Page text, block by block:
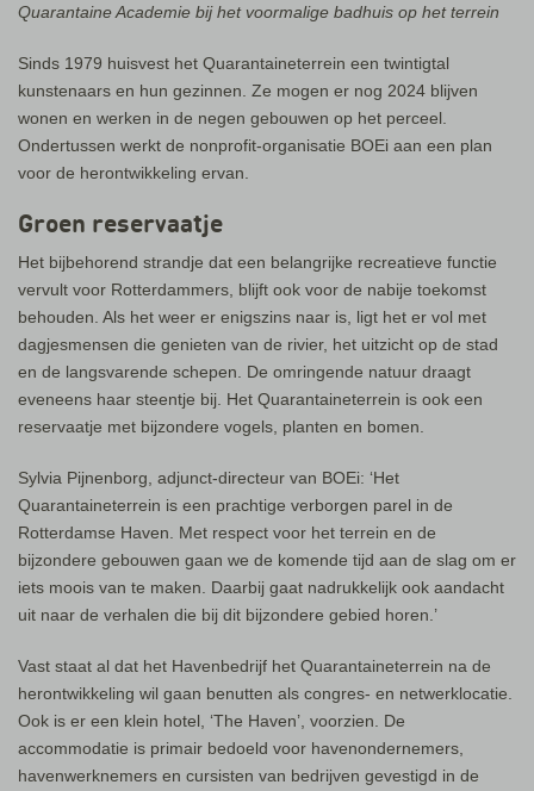
Quarantaine Academie bij het voormalige badhuis op het terrein
Sinds 1979 huisvest het Quarantaineterrein een twintigtal
kunstenaars en hun gezinnen. Ze mogen er nog 2024 blijven
wonen en werken in de negen gebouwen op het perceel.
Ondertussen werkt de nonprofit-organisatie BOEi aan een plan
voor de herontwikkeling ervan.
Groen reservaatje
Het bijbehorend strandje dat een belangrijke recreatieve functie
vervult voor Rotterdammers, blijft ook voor de nabije toekomst
behouden. Als het weer er enigszins naar is, ligt het er vol met
dagjesmensen die genieten van de rivier, het uitzicht op de stad
en de langsvarende schepen. De omringende natuur draagt
eveneens haar steentje bij. Het Quarantaineterrein is ook een
reservaatje met bijzondere vogels, planten en bomen.
Sylvia Pijnenborg, adjunct-directeur van BOEi: ‘Het
Quarantaineterrein is een prachtige verborgen parel in de
Rotterdamse Haven. Met respect voor het terrein en de
bijzondere gebouwen gaan we de komende tijd aan de slag om er
iets moois van te maken. Daarbij gaat nadrukkelijk ook aandacht
uit naar de verhalen die bij dit bijzondere gebied horen.’
Vast staat al dat het Havenbedrijf het Quarantaineterrein na de
herontwikkeling wil gaan benutten als congres- en netwerklocatie.
Ook is er een klein hotel, ‘The Haven’, voorzien. De
accommodatie is primair bedoeld voor havenondernemers,
havenwerknemers en cursisten van bedrijven gevestigd in de